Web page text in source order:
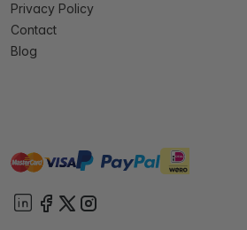
Privacy Policy
Contact
Blog
mastervisa paypal ideal